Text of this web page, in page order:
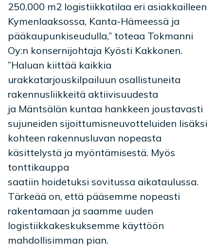
250.000 m2 logistiikkatilaa eri asiakkailleen
Kymenlaaksossa, Kanta-Hämeessä ja
pääkaupunkiseudulla,” toteaa Tokmanni
Oy:n konsernijohtaja Kyösti Kakkonen.
”Haluan kiittää kaikkia
urakkatarjouskilpailuun osallistuneita
rakennusliikkeitä aktiivisuudesta
ja Mäntsälän kuntaa hankkeen joustavasti
sujuneiden sijoittumisneuvotteluiden lisäksi
kohteen rakennusluvan nopeasta
käsittelystä ja myöntämisestä. Myös
tonttikauppa
saatiin hoidetuksi sovitussa aikataulussa.
Tärkeää on, että pääsemme nopeasti
rakentamaan ja saamme uuden
logistiikkakeskuksemme käyttöön
mahdollisimman pian.